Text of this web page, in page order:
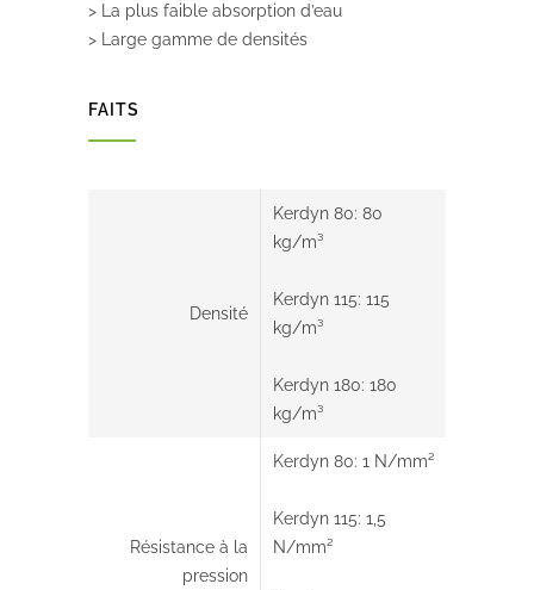
> La plus faible absorption d’eau
> Large gamme de densités
FAITS
Densité
Kerdyn 80: 80
kg/m³
Kerdyn 115: 115
kg/m³
Kerdyn 180: 180
kg/m³
Résistance à la
pression
Kerdyn 80: 1 N/mm²
Kerdyn 115: 1,5
N/mm²